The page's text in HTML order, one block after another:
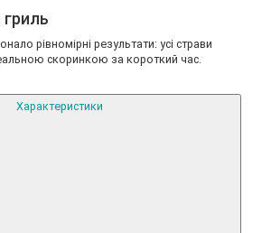
рівномірні результати: усі страви
скоринкою за короткий час.